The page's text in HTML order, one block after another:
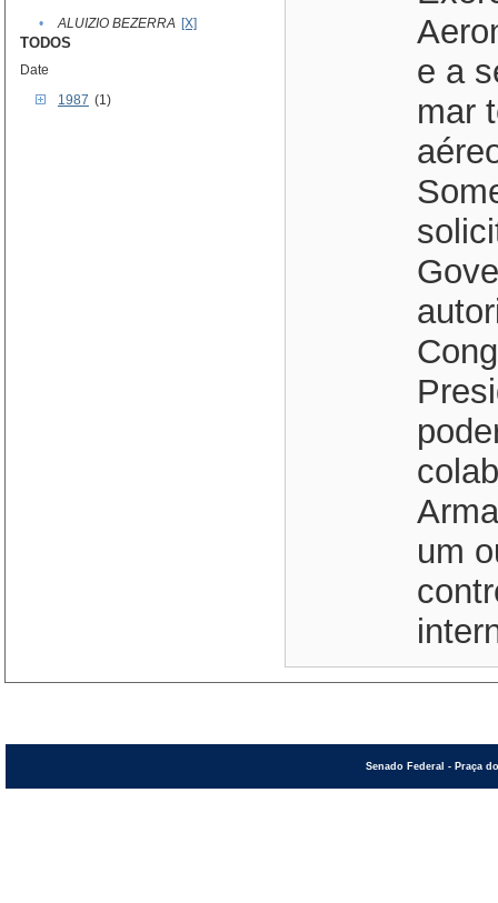
•
ALUIZIO BEZERRA [X]
TODOS
Date
1987 (1)
e a
mar
um
Senado Federal - Praça